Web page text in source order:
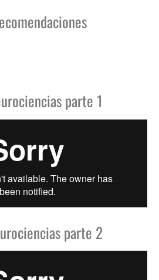
parte 1
parte 2